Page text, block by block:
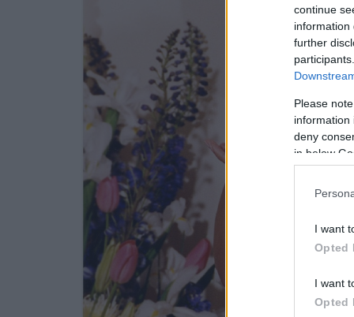
continue
information
further
Please
information
deny
in below
I want
Opted
I want
Opted